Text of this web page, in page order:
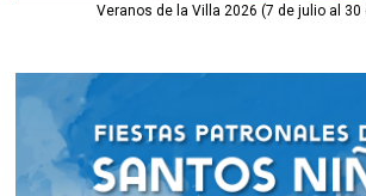
Veranos de la Villa 2026 (7 de julio al 30